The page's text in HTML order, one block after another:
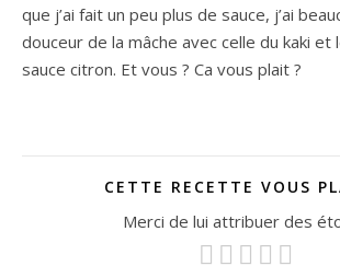
que j’ai fait un peu plus de sauce, j’ai
douceur de la mâche avec celle du kaki et
sauce citron. Et vous ? Ca vous plait ?
CETTE RECETTE VOUS
Merci de lui attribuer des